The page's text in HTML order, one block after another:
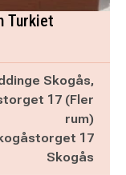
Turkiet
Skogås,
17 (Fler
rum)
17
Skogås